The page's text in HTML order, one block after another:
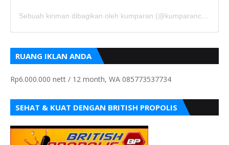
Sebuah kiriman dibagikan oleh kumparan (@kumparancom)
RUANG IKLAN ANDA
Rp6.000.000 nett / 12 month, WA 085773537734
SEHAT & KUAT DENGAN BRITISH PROPOLIS